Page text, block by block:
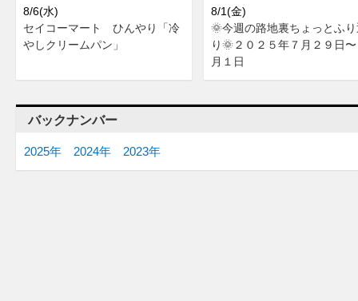
8/6(水)
セイコーマート ひんやり「冷
やしクリームパン」
8/1(金)
🌞今週の路地裏ちょっとふ
り🌞２０２５年７月２９日
月１日
バックナンバー
2025年 2024年 2023年